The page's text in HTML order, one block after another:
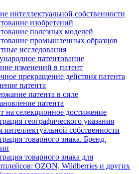
интеллектуальной собственности
изобретений
полезных моделей
промышленных образцов
исследования
патентование
изменений в патент
прекращение действия патента
патента
патента в силе
патента
на селекционное достижение
географического указания
интеллектуальной собственности
товарного знака. Бренд.
товарного знака для
OZON, Wildberries и других